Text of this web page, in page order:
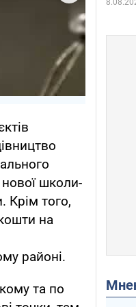
школи-
Крім того,
на
районі.
та по